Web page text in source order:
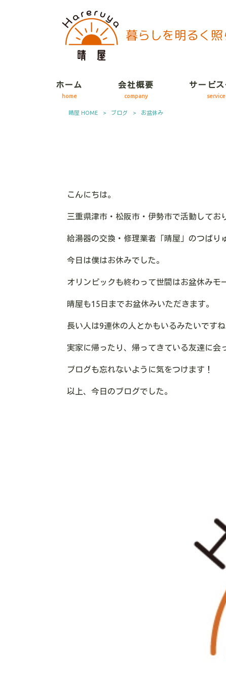
ホーム
home
会社概要
company
サービ
service
晴屋 HOME > ブログ > お盆休み
こんにちは。
三重県津市・松阪市・伊勢市で活動してお
給湯器の交換・修理業者「晴屋」のつばり
今日は僕はお休みでした。
オリンピックも終わって世間はお盆休みモ
晴屋も15日までお盆休みいただきます。
長い人は9連休の人とかもいるみたいです
実家に帰ったり、帰ってきている友達に会
ブログも忘れないように気をつけます！
以上、今日のブログでした。